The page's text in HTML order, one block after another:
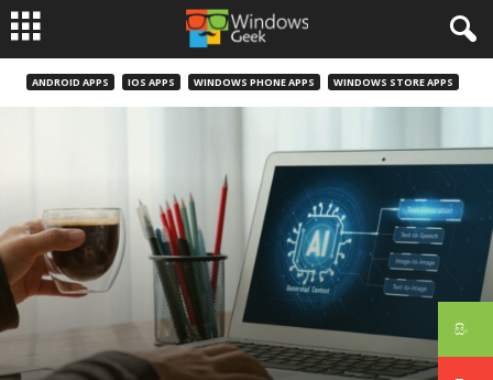
සිං
ANDROID APPS IOS APPS WINDOWS PHONE APPS WINDOWS STORE APPS